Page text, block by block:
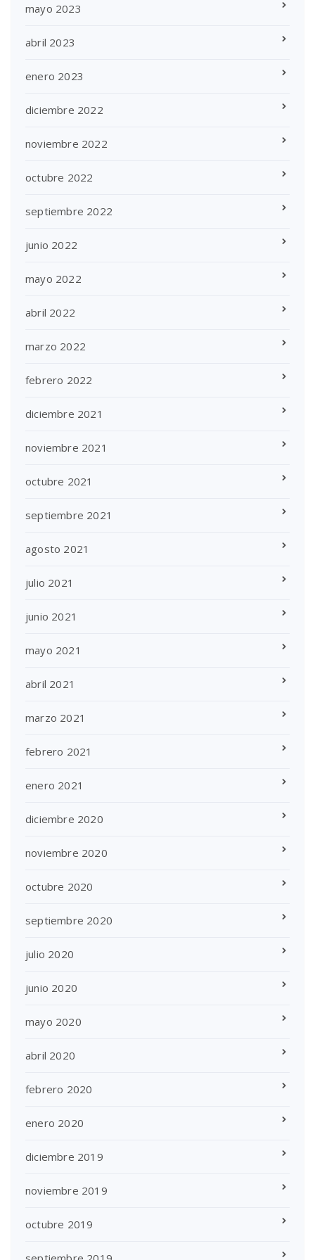
mayo 2023
abril 2023
enero 2023
diciembre 2022
noviembre 2022
octubre 2022
septiembre 2022
junio 2022
mayo 2022
abril 2022
marzo 2022
febrero 2022
diciembre 2021
noviembre 2021
octubre 2021
septiembre 2021
agosto 2021
julio 2021
junio 2021
mayo 2021
abril 2021
marzo 2021
febrero 2021
enero 2021
diciembre 2020
noviembre 2020
octubre 2020
septiembre 2020
julio 2020
junio 2020
mayo 2020
abril 2020
febrero 2020
enero 2020
diciembre 2019
noviembre 2019
octubre 2019